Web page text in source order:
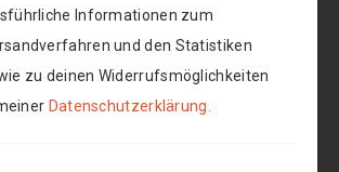
Informationen zum
und den Statistiken
zu deinen Widerrufsmöglichkeiten
Datenschutzerklärung.